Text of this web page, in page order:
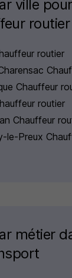
ville
routier
routier
Chauffeur
routier
Chauffeur
le-Preux
métier